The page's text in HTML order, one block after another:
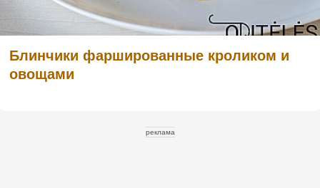
Блинчики фаршированные кроликом и
овощами
реклама